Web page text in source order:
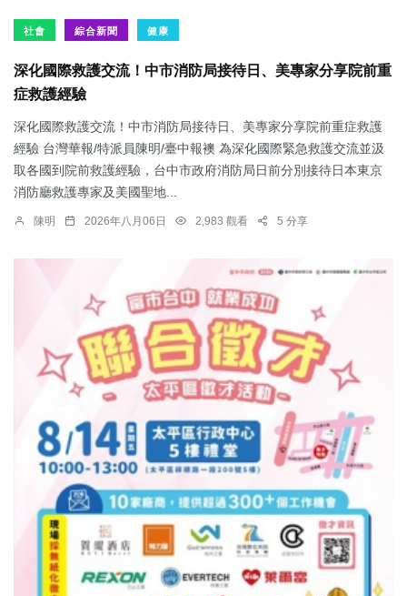
社會 綜合新聞 健康
深化國際救護交流！中市消防局接待日、美專家分享院前重
症救護經驗
深化國際救護交流！中市消防局接待日、美專家分享院前重症救護
經驗 台灣華報/特派員陳明/臺中報襖 為深化國際緊急救護交流並汲
取各國到院前救護經驗，台中市政府消防局日前分別接待日本東京
消防廳救護專家及美國聖地...
陳明 2026年八月06日 2,983 觀看 5 分享